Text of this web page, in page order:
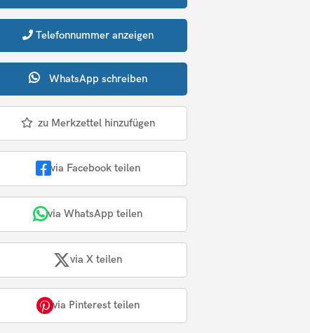
Telefonnummer anzeigen
WhatsApp schreiben
zu Merkzettel hinzufügen
via Facebook teilen
via WhatsApp teilen
via X teilen
via Pinterest teilen